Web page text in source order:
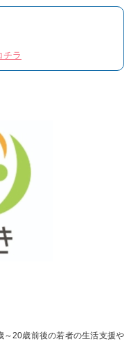
チラ
20歳前後の若者の生活支援や